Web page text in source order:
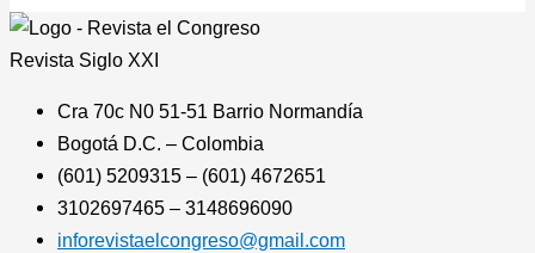
Revista Siglo XXI
Cra 70c N0 51-51 Barrio Normandía
Bogotá D.C. – Colombia
(601) 5209315 – (601) 4672651
3102697465 – 3148696090
inforevistaelcongreso@gmail.com